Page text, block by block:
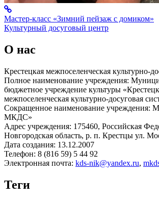
Мастер-класс «Зимний пейзаж с домиком»
Культурный досуговый центр
О нас
Крестецкая межпоселенческая культурно-
Полное наименование учреждения:
бюджетное учреждение культуры
межпоселенческая культурно-досуговая
Сокращенное наименование учреждения:
МКДС»
Адрес учреждения: 175460, Российская
Новгородская область, р. п. Крестцы ул.
Дата создания: 13.12.2007
Телефон: 8 (816 59) 5 44 92
Электронная почта: kds-nik@yandex.ru,
Теги